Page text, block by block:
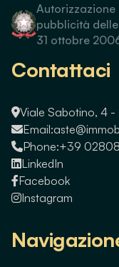
pubblicità
31 ottobre
Contattaci
Viale Sabotino, 4 -
Email:
Phone:+39
LinkedIn
Facebook
Instagram